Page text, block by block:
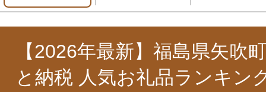
【2026年最新】福島県矢吹
と納税 人気お礼品ランキン